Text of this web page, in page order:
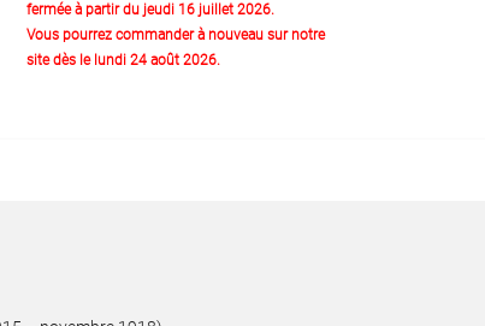
fermée à partir du jeudi 16 juillet 2026.
Vous pourrez commander à nouveau sur notre
site dès le lundi 24 août 2026.